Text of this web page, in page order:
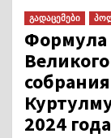
გადაცემები
Формула
2024